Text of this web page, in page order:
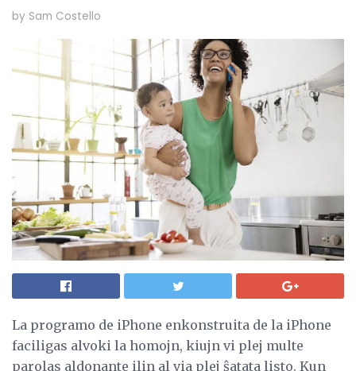
by Sam Costello
La programo de iPhone enkonstruita de la iPhone
faciligas alvoki la homojn, kiujn vi plej multe
parolas aldonante ilin al via plej ŝatata listo. Kun